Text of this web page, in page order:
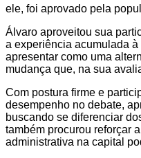
ele, foi aprovado pela
Álvaro aproveitou sua
a experiência acumulada
apresentar como uma
mudança que, na sua
Com postura firme e
desempenho no debate,
buscando se diferenciar
também procurou reforçar
administrativa na capital